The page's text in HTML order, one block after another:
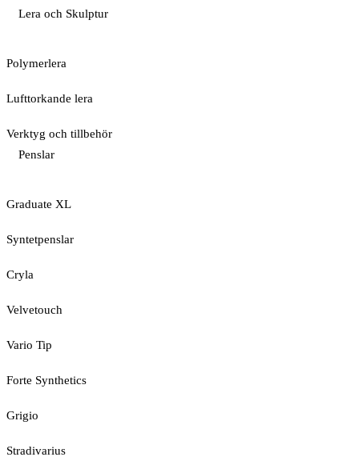
Lera och Skulptur
Polymerlera
Lufttorkande lera
Verktyg och tillbehör
Penslar
Graduate XL
Syntetpenslar
Cryla
Velvetouch
Vario Tip
Forte Synthetics
Grigio
Stradivarius